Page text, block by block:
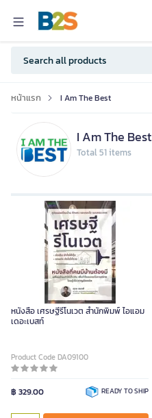
หน้าแรก I Am The Best
I Am The Best
Total 51 items
หนังสือ เศรษฐีรีโนเวต สำนักพิมพ์ ไอแอม
เดอะเบสท์
Product Code DA09100
฿ 329.00 READY TO SHIP